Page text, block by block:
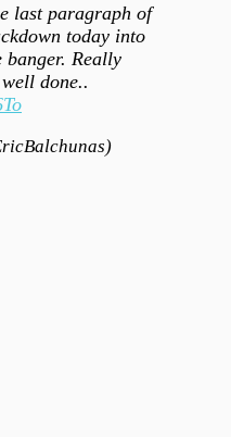
last paragraph of
today into
banger. Really
done..